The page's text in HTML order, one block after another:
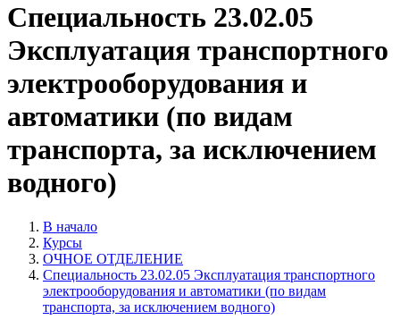
Специальность 23.02.05
Эксплуатация транспортного
электрооборудования и
автоматики (по видам
транспорта, за исключением
водного)
В начало
Курсы
ОЧНОЕ ОТДЕЛЕНИЕ
Специальность 23.02.05 Эксплуатация транспортного
электрооборудования и автоматики (по видам
транспорта, за исключением водного)